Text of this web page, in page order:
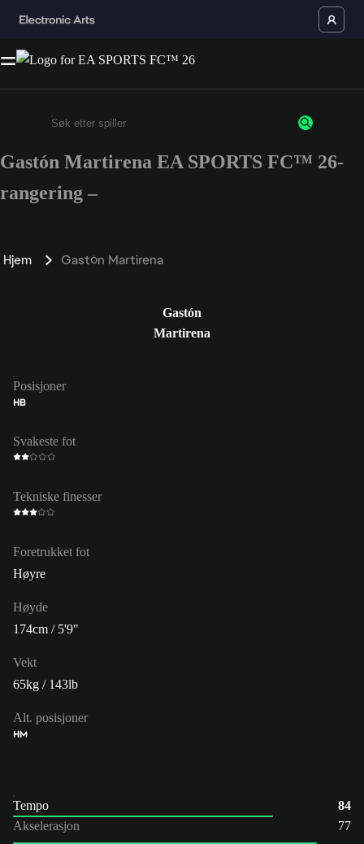
Enter a minimum of 3 characters or numbers
Gastón Martirena EA SPORTS FC™ 26-
rangering –
Hjem Gastón Martirena
Gastón
Martirena
Posisjoner
HB
Svakeste fot
Tekniske finesser
Foretrukket fot
Høyre
Høyde
174cm / 5'9"
Vekt
65kg / 143lb
Alt. posisjoner
HM
Tempo
84
Akselerasjon
77